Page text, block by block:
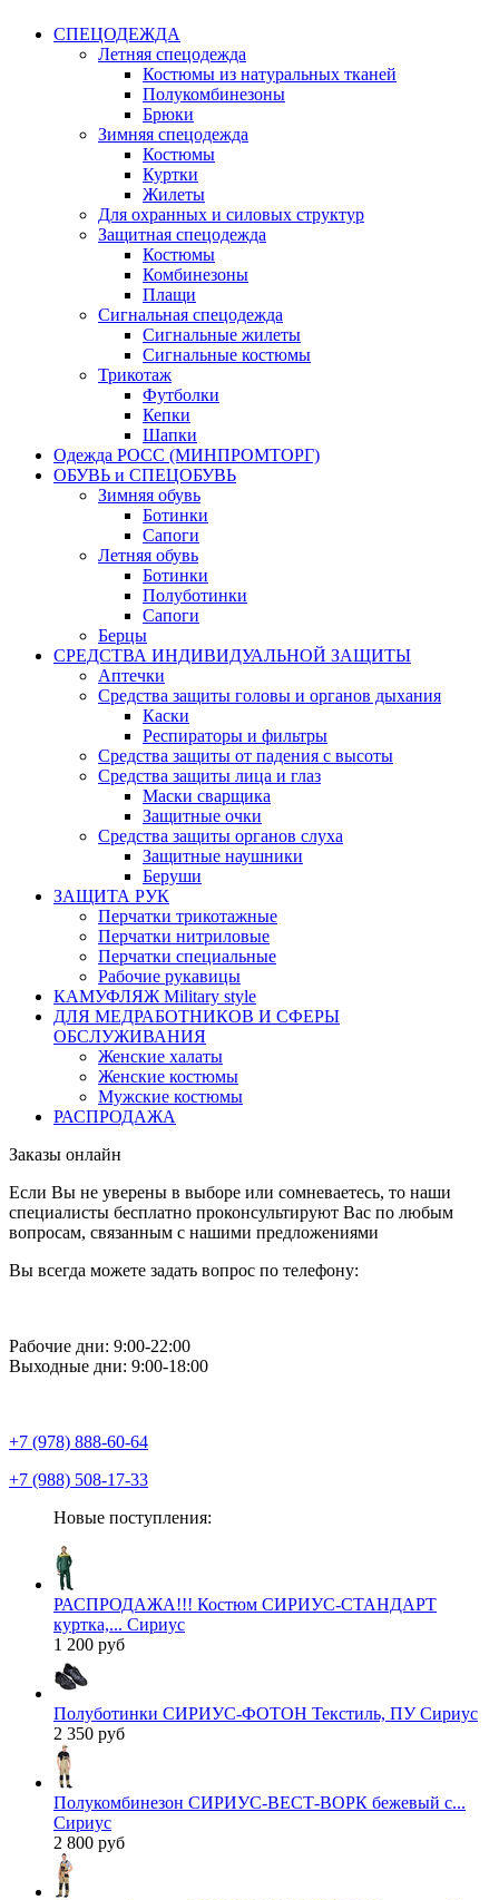
СПЕЦОДЕЖДА
Летняя спецодежда
Костюмы из натуральных тканей
Полукомбинезоны
Брюки
Зимняя спецодежда
Костюмы
Куртки
Жилеты
Для охранных и силовых структур
Защитная спецодежда
Костюмы
Комбинезоны
Плащи
Сигнальная спецодежда
Сигнальные жилеты
Сигнальные костюмы
Трикотаж
Футболки
Кепки
Шапки
Одежда РОСС (МИНПРОМТОРГ)
ОБУВЬ и СПЕЦОБУВЬ
Зимняя обувь
Ботинки
Сапоги
Летняя обувь
Ботинки
Полуботинки
Сапоги
Берцы
СРЕДСТВА ИНДИВИДУАЛЬНОЙ ЗАЩИТЫ
Аптечки
Средства защиты головы и органов дыхания
Каски
Респираторы и фильтры
Средства защиты от падения с высоты
Средства защиты лица и глаз
Маски сварщика
Защитные очки
Средства защиты органов слуха
Защитные наушники
Беруши
ЗАЩИТА РУК
Перчатки трикотажные
Перчатки нитриловые
Перчатки специальные
Рабочие рукавицы
КАМУФЛЯЖ Military style
ДЛЯ МЕДРАБОТНИКОВ И СФЕРЫ
ОБСЛУЖИВАНИЯ
Женские халаты
Женские костюмы
Мужские костюмы
РАСПРОДАЖА
Заказы онлайн
Если Вы не уверены в выборе или сомневаетесь, то наши
специалисты бесплатно проконсультируют Вас по любым
вопросам, связанным с нашими предложениями
Вы всегда можете задать вопрос по телефону:
Рабочие дни: 9:00-22:00
Выходные дни: 9:00-18:00
+7 (978) 888-60-64
+7 (988) 508-17-33
Новые поступления:
РАСПРОДАЖА!!! Костюм СИРИУС-СТАНДАРТ
куртка,... Сириус
1 200 руб
Полуботинки СИРИУС-ФОТОН Текстиль, ПУ Сириус
2 350 руб
Полукомбинезон СИРИУС-ВЕСТ-ВОРК бежевый с...
Сириус
2 800 руб